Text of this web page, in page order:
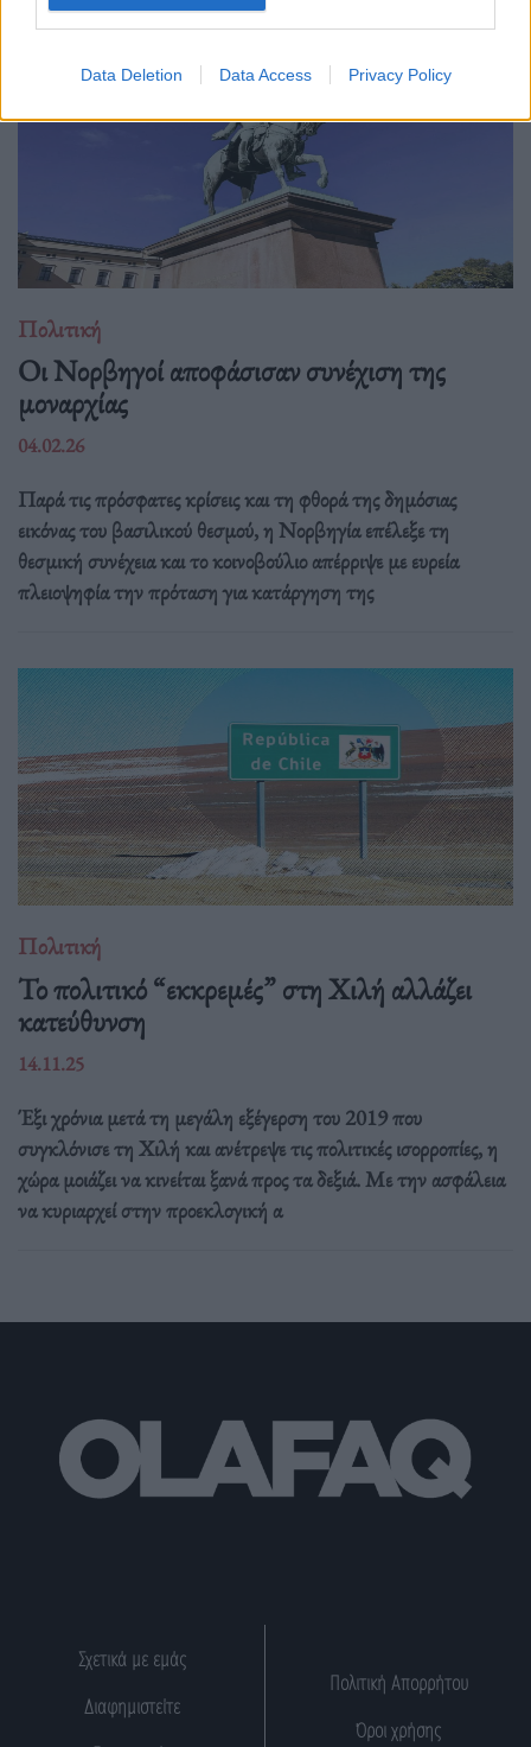
Data Deletion Data Access Privacy Policy
Πολιτική
Οι Νορβηγοί αποφάσισαν συνέχιση της
μοναρχίας
04.02.26
Παρά τις πρόσφατες κρίσεις και τη φθορά της δημόσιας
εικόνας του βασιλικού θεσμού, η Νορβηγία επέλεξε τη
θεσμική συνέχεια και το κοινοβούλιο απέρριψε με ευρεία
πλειοψηφία την πρόταση για κατάργηση της
Πολιτική
Το πολιτικό “εκκρεμές” στη Χιλή αλλάζει
κατεύθυνση
14.11.25
Έξι χρόνια μετά τη μεγάλη εξέγερση του 2019 που
συγκλόνισε τη Χιλή και ανέτρεψε τις πολιτικές ισορροπίες, η
χώρα μοιάζει να κινείται ξανά προς τα δεξιά. Με την ασφάλεια
να κυριαρχεί στην προεκλογική α
Σχετικά με εμάς
Διαφημιστείτε
Πολιτική Απορρήτου
Όροι χρήσης